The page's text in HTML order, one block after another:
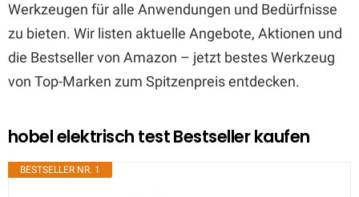
Werkzeugen für alle Anwendungen und Bedürfnisse
zu bieten. Wir listen aktuelle Angebote, Aktionen und
die Bestseller von Amazon – jetzt bestes Werkzeug
von Top-Marken zum Spitzenpreis entdecken.
hobel elektrisch test Bestseller kaufen
BESTSELLER NR. 1